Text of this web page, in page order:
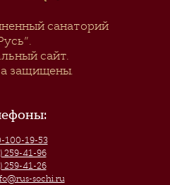
санаторий
.
сайт.
защищены.
100-19-53
259-41-96
259-41-26
sochi.ru